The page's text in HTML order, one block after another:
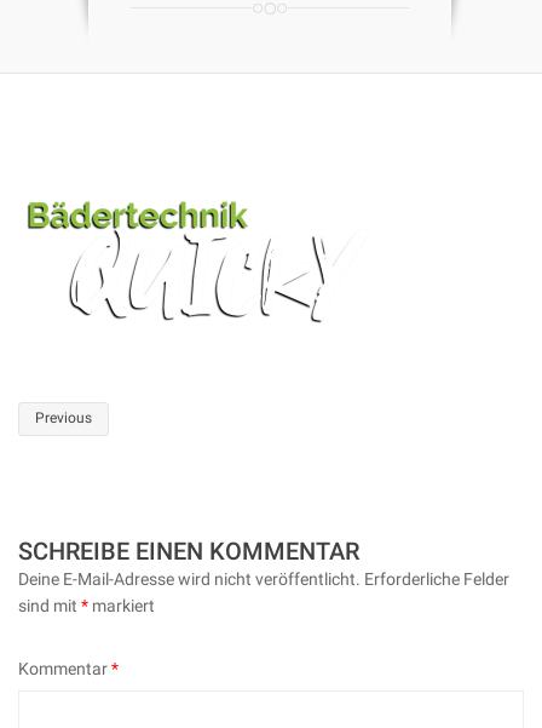
Post
Previous
SCHREIBE EINEN KOMMENTAR
Deine E-Mail-Adresse wird nicht veröffentlicht. Erforderliche Felder
sind mit * markiert
Kommentar*